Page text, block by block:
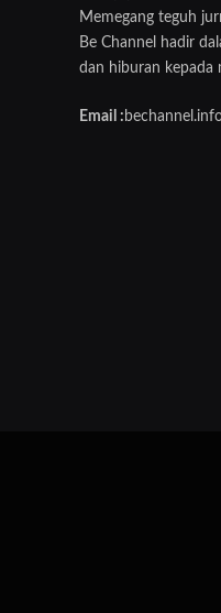
Memegang teguh
Be Channel hadir
dan hiburan kepada
Email :